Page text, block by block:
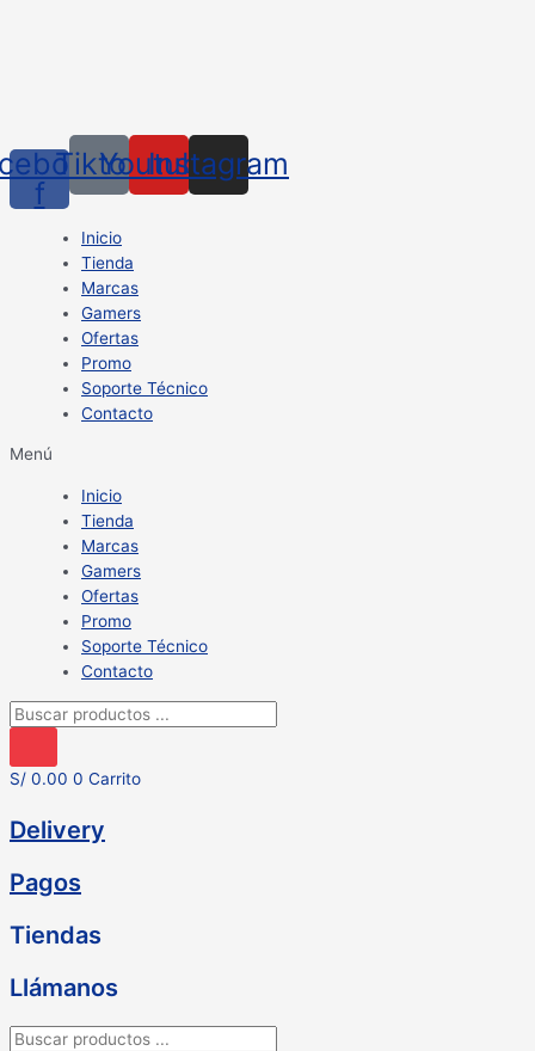
f
TiktokYoutube
Instagram
Inicio
Tienda
Marcas
Gamers
Ofertas
Promo
Soporte Técnico
Contacto
Menú
Inicio
Tienda
Marcas
Gamers
Ofertas
Promo
Soporte Técnico
Contacto
Búsqueda
productos
S/ 0.00 0 Carrito
Delivery
Pagos
Tiendas
Llámanos
Búsqueda